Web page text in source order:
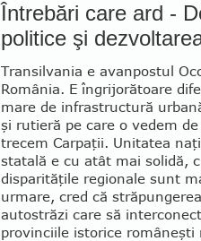
Întrebări care ard -
politice şi
Transilvania e avanpostul
Ro­mânia. E îngrijorătoare
mare de infrastructură
şi rutieră pe care o vedem
trecem Carpaţii. Unitatea
statală e cu atât mai solidă,
disparităţile regionale sunt
urmare, cred că
autostrăzi care să
provinciile istorice